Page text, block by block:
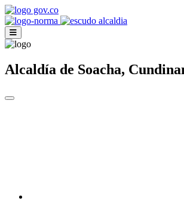
Alcaldía de Soacha,